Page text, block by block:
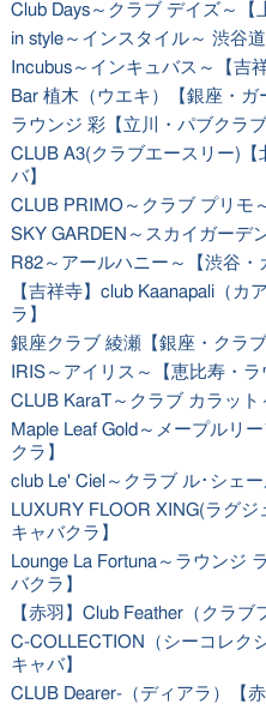
Club Days～クラブ デイズ～【
in style～インスタイル～ 渋谷
Incubus～インキュバス～【吉
Bar 植木（ウエキ）【銀座・ガ
ラウンジ 彩【立川・パブクラブ
CLUB A3(クラブエースリー)
バ】
CLUB PRIMO～クラブ プリモ
SKY GARDEN～スカイガーデ
R82～アールハニー～【渋谷・
【吉祥寺】club Kaanapali（カ
ラ】
銀座クラブ 綾瀬【銀座・クラブ
IRIS～アイリス～【恵比寿・ラ
CLUB KaraT～クラブ カラット
Maple Leaf Gold～メープルリ
クラ】
club Le' Ciel～クラブ ル･シェ
LUXURY FLOOR XING(ラグジ
キャバクラ】
Lounge La Fortuna～ラウンジ
バクラ】
【赤羽】Club Feather（クラブ
C-COLLECTION（シーコレク
キャバ】
CLUB Dearer-（ディアラ）【